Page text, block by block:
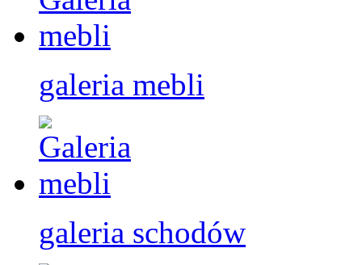
galeria mebli
galeria schodów